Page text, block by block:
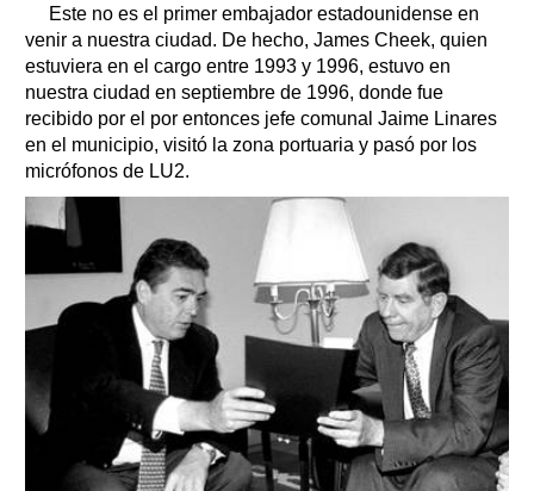
Este no es el primer embajador estadounidense en
venir a nuestra ciudad. De hecho, James Cheek, quien
estuviera en el cargo entre 1993 y 1996, estuvo en
nuestra ciudad en septiembre de 1996, donde fue
recibido por el por entonces jefe comunal Jaime Linares
en el municipio, visitó la zona portuaria y pasó por los
micrófonos de LU2.